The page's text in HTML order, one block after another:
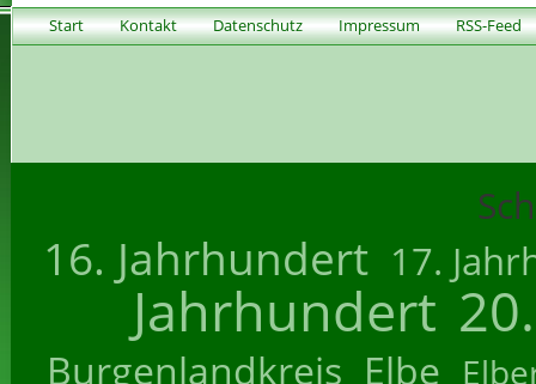
Start Kontakt Datenschutz Impressum RSS-Feed
16. Jahrhundert 17.
Jahrhundert
Burgenlandkreis Elbe